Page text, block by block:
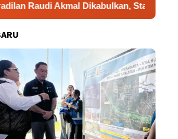
Dikabulkan, Status Tersangka Gugur